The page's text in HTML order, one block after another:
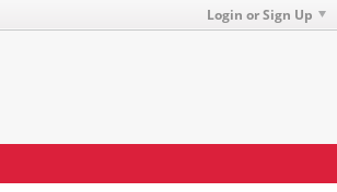
Login or Sign Up